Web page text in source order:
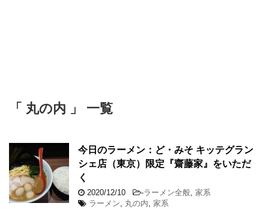
「 丸の内 」 一覧
今日のラーメン：ど・みそ キッテグラン
シェ店（東京）限定『齋藤家』をいただ
く
2020/12/10 -ラーメン全般, 家系
ラーメン, 丸の内, 家系